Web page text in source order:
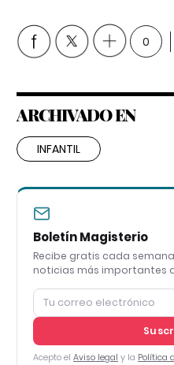
0
ARCHIVADO EN
INFANTIL
Boletín Magisterio
Recibe gratis cada
noticias más importantes
Acepto el Aviso legal y la Política